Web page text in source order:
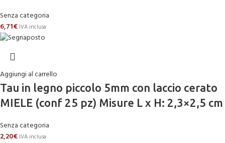
Senza categoria
6,71€ IVA inclusa
Aggiungi al carrello
Tau in legno piccolo 5mm con laccio cerato
MIELE (conf 25 pz) Misure L x H: 2,3×2,5 cm
Senza categoria
2,20€ IVA inclusa